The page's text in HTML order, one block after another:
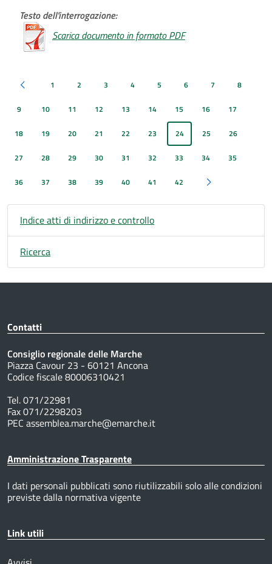
Testo dell'interrogazione:
Scarica documento in formato PDF
Pagina precedente
1 2 3 4 5 6 7 8
9 10 11 12 13 14 15 16 17
18 19 20 21 22 23 24 25 26
27 28 29 30 31 32 33 34 35
36 37 38 39 40 41 42 Pagina successiva
Indice atti di indirizzo e controllo
Ricerca
Contatti
Consiglio regionale delle Marche
Piazza Cavour 23 - 60121 Ancona
Codice fiscale 80006310421
Tel. 071/22981
Fax 071/2298203
PEC assemblea.marche@emarche.it
Amministrazione Trasparente
I dati personali pubblicati sono riutilizzabili solo alle condizioni
previste dalla normativa vigente
Link utili